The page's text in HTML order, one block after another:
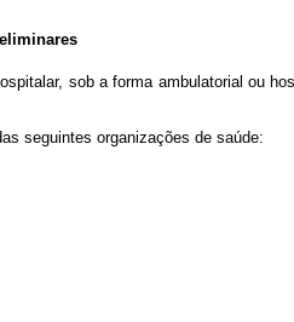
sob a forma ambulatorial ou
seguintes organizações de saúde: